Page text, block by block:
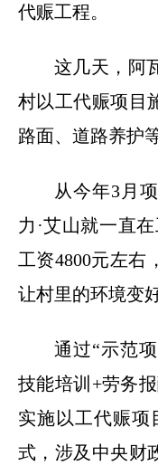
代赈工程。
这几天，阿
村以工代赈项目
路面、道路养护
从今年3月
力·艾山就一直
工资4800元左右
让村里的环境变
通过“示范
技能培训+劳务
实施以工代赈项
式，涉及中央财